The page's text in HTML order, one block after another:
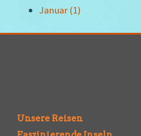
Januar (1)
Unsere Reisen